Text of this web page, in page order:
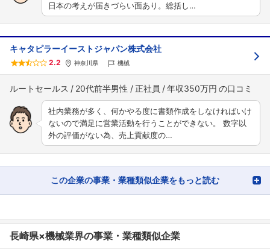
日本の考えが届きづらい面あり。総括し…
キャタピラーイーストジャパン株式会社
2.2 神奈川県 機械
ルートセールス 20代前半男性 正社員 年収350万円
社内業務が多く、何かやる度に書類作成をしなければいけ
ないので満足に営業活動を行うことができない。 数字以
外の評価がない為、売上貢献度の…
この企業の事業・業種類似企業をもっと読む
長崎県×機械業界の事業・業種類似企業